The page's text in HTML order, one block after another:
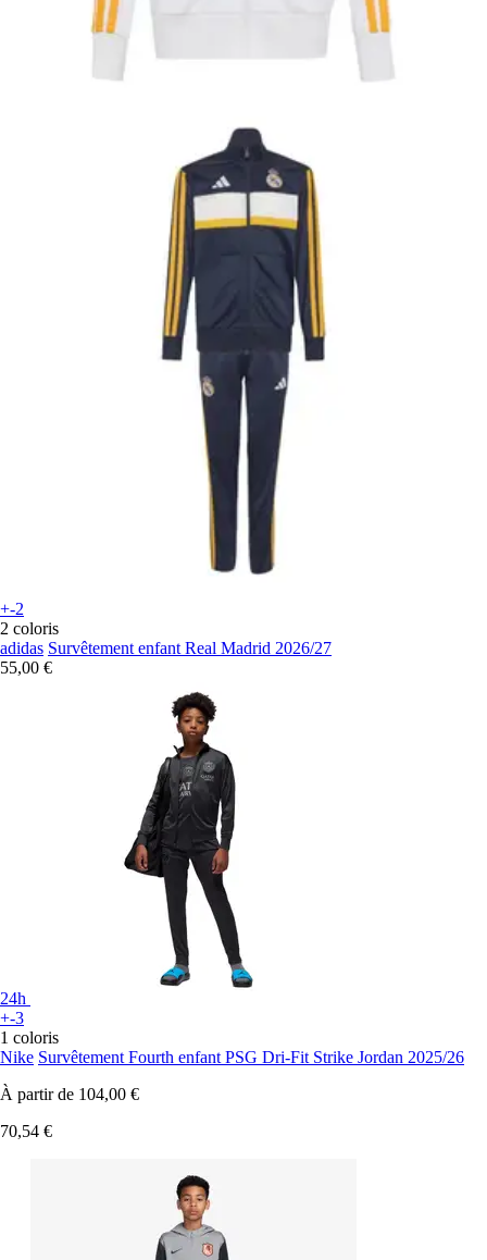
+-2
2 coloris
adidas Survêtement enfant Real Madrid 2026/27
55,00 €
24h
+-3
1 coloris
Nike Survêtement Fourth enfant PSG Dri-Fit Strike Jordan 2025/26
À partir de 104,00 €
70,54 €